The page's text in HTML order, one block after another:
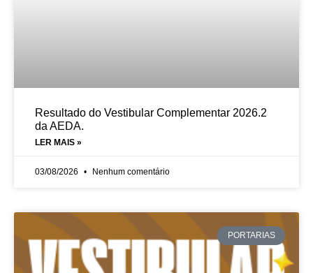
Resultado do Vestibular Complementar 2026.2
da AEDA.
LER MAIS »
03/08/2026 Nenhum comentário
PORTARIAS